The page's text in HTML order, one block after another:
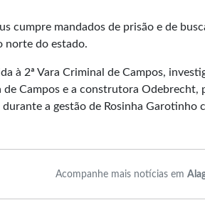
cumpre mandados de prisão e de
norte do estado.
à 2ª Vara Criminal de Campos,
Campos e a construtora Odebrecht,
durante a gestão de Rosinha
Acompanhe mais notícias em